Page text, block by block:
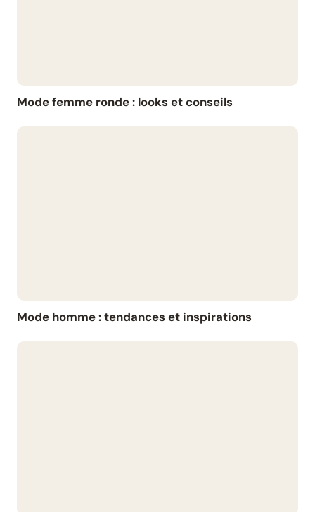
Mode femme ronde : looks et conseils
Mode homme : tendances et inspirations